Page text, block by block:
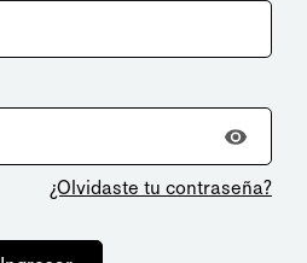
¿Olvidaste tu contraseña?